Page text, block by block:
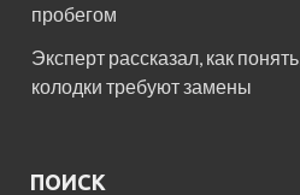
пробегом
Эксперт рассказал, как
колодки требуют замены
ПОИСК